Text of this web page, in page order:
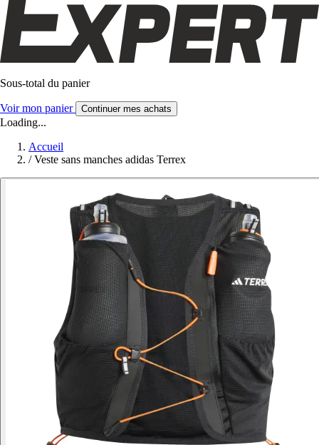
Sous-total du panier
Voir mon panier Continuer mes achats
Loading...
Accueil
/ Veste sans manches adidas Terrex